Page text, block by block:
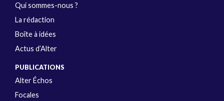
Qui sommes-nous ?
La rédaction
Boîte à idées
Actus d’Alter
PUBLICATIONS
Alter Échos
Focales